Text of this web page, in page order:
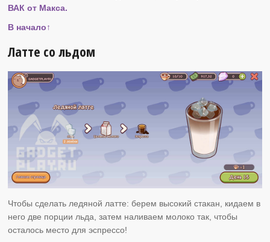
ВАК от Макса.
В начало↑
Латте со льдом
Чтобы сделать ледяной латте: берем высокий стакан, кидаем в
него две порции льда, затем наливаем молоко так, чтобы
осталось место для эспрессо!